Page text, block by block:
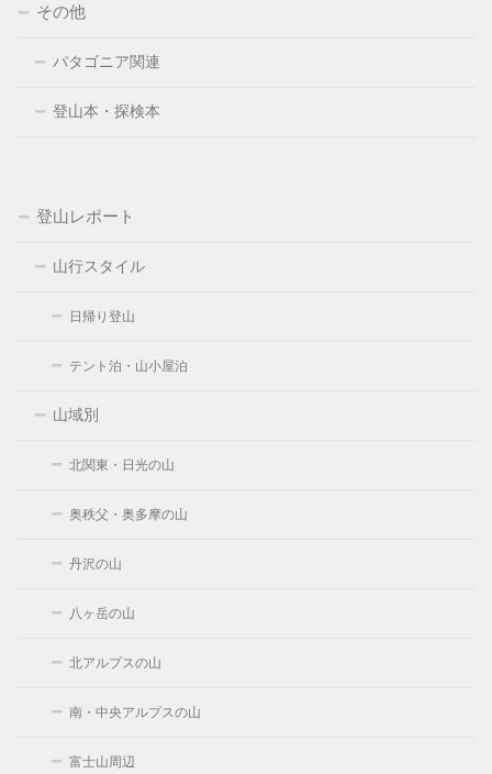
その他
パタゴニア関連
登山本・探検本
登山レポート
山行スタイル
日帰り登山
テント泊・山小屋泊
山域別
北関東・日光の山
奥秩父・奥多摩の山
丹沢の山
八ヶ岳の山
北アルプスの山
南・中央アルプスの山
富士山周辺